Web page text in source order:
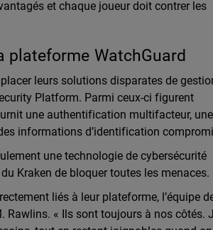
et chaque joueur doit contrer les
plateforme WatchGuard
leurs solutions disparates de
Platform. Parmi ceux-ci figurent
une authentification multifacteur, une
informations d’identification
une technologie de cybersécurité
Kraken de bloquer toutes les menaces.
liés à leur plateforme, l’équipe
« Ils sont toujours à nos côtés.